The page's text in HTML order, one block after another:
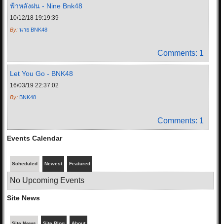
ฟ้าหลังฝน - Nine Bnk48
10/12/18 19:19:39
By: นาย BNK48
Comments: 1
Let You Go - BNK48
16/03/19 22:37:02
By: BNK48
Comments: 1
Events Calendar
Scheduled Newest Featured
No Upcoming Events
Site News